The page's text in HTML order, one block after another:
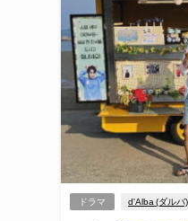
ドラマ d'Alba (ダルバ)